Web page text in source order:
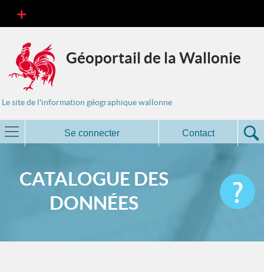
Géoportail de la Wallonie
Le site de l'information géographique wallonne
Se connecter Contact
CATALOGUE DES
DONNÉES